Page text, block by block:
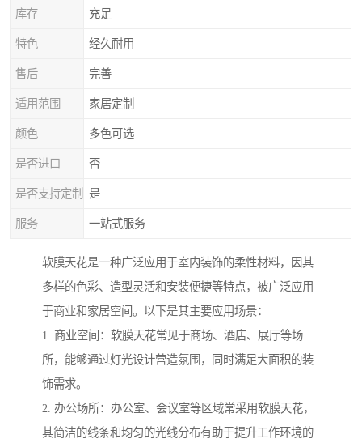
库存 充足
特色 经久耐用
售后 完善
适用范围 家居定制
颜色 多色可选
是否进口 否
是否支持定制 是
服务 一站式服务
软膜天花是一种广泛应用于室内装饰的柔性材料，因其
多样的色彩、造型灵活和安装便捷等特点，被广泛应用
于商业和家居空间。以下是其主要应用场景：
1. 商业空间：软膜天花常见于商场、酒店、展厅等场
所，能够通过灯光设计营造氛围，同时满足大面积的装
饰需求。
2. 办公场所：办公室、会议室等区域常采用软膜天花，
其简洁的线条和均匀的光线分布有助于提升工作环境的